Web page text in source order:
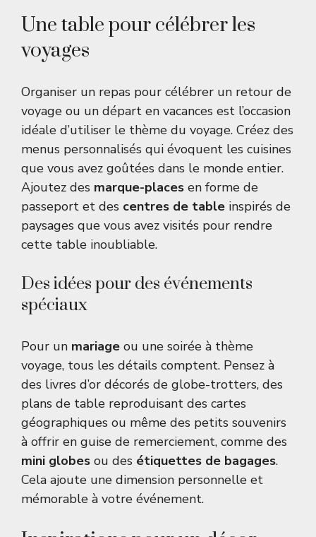
Une table pour célébrer les
voyages
Organiser un repas pour célébrer un retour de
voyage ou un départ en vacances est l’occasion
idéale d’utiliser le thème du voyage. Créez des
menus personnalisés qui évoquent les cuisines
que vous avez goûtées dans le monde entier.
Ajoutez des marque-places en forme de
passeport et des centres de table inspirés de
paysages que vous avez visités pour rendre
cette table inoubliable.
Des idées pour des événements
spéciaux
Pour un mariage ou une soirée à thème
voyage, tous les détails comptent. Pensez à
des livres d’or décorés de globe-trotters, des
plans de table reproduisant des cartes
géographiques ou même des petits souvenirs
à offrir en guise de remerciement, comme des
mini globes ou des étiquettes de bagages.
Cela ajoute une dimension personnelle et
mémorable à votre événement.